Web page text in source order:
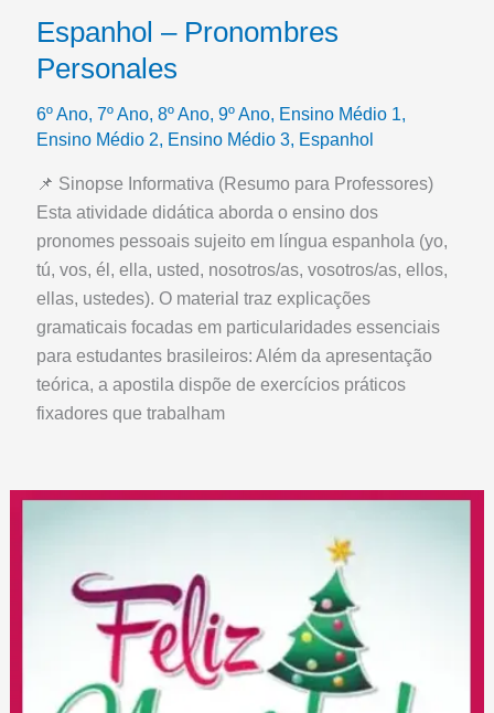
Espanhol – Pronombres
Personales
6º Ano, 7º Ano, 8º Ano, 9º Ano, Ensino Médio 1,
Ensino Médio 2, Ensino Médio 3, Espanhol
📌 Sinopse Informativa (Resumo para Professores)
Esta atividade didática aborda o ensino dos
pronomes pessoais sujeito em língua espanhola (yo,
tú, vos, él, ella, usted, nosotros/as, vosotros/as, ellos,
ellas, ustedes). O material traz explicações
gramaticais focadas em particularidades essenciais
para estudantes brasileiros: Além da apresentação
teórica, a apostila dispõe de exercícios práticos
fixadores que trabalham